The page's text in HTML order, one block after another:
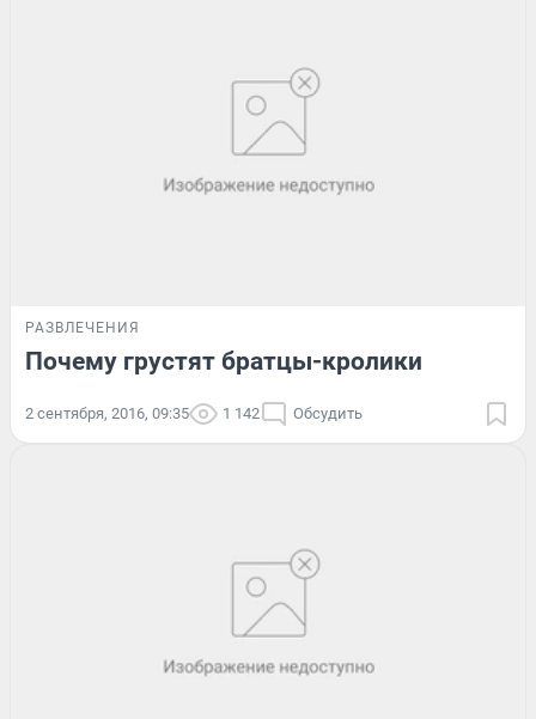
РАЗВЛЕЧЕНИЯ
Почему грустят братцы-кролики
2 сентября, 2016, 09:35 1 142 Обсудить